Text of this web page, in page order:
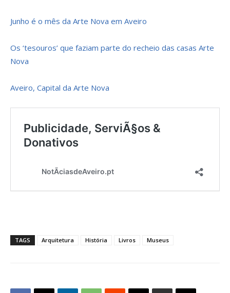
Junho é o mês da Arte Nova em Aveiro
Os ‘tesouros’ que faziam parte do recheio das casas Arte
Nova
Aveiro, Capital da Arte Nova
TAGS Arquitetura História Livros Museus